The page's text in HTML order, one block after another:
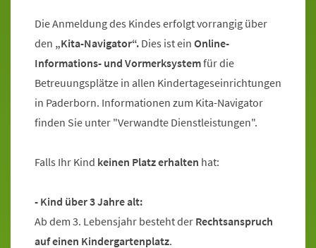
Die Anmeldung des Kindes erfolgt vorrangig über
den „Kita-Navigator“. Dies ist ein Online-
Informations- und Vormerksystemfür die
Betreuungsplätze in allen Kindertageseinrichtungen
in Paderborn. Informationen zum Kita-Navigator
finden Sie unter "Verwandte Dienstleistungen".
Falls Ihr Kind keinen Platz erhalten hat:
- Kind über 3 Jahre alt:
Ab dem 3. Lebensjahr besteht der Rechtsanspruch
auf einen Kindergartenplatz.